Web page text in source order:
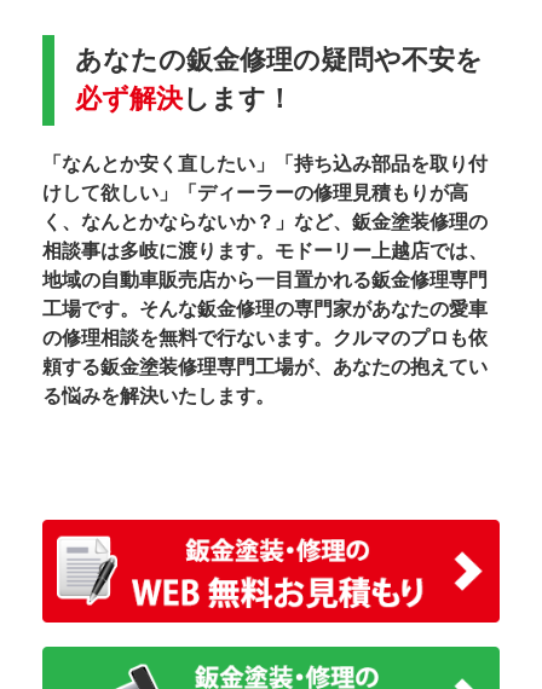
あなたの鈑金修理の疑問や不安を
必ず解決します！
「なんとか安く直したい」「持ち込み部品を取り付
けして欲しい」「ディーラーの修理見積もりが高
く、なんとかならないか？」など、鈑金塗装修理の
相談事は多岐に渡ります。モドーリー上越店では、
地域の自動車販売店から一目置かれる鈑金修理専門
工場です。そんな鈑金修理の専門家があなたの愛車
の修理相談を無料で行ないます。クルマのプロも依
頼する鈑金塗装修理専門工場が、あなたの抱えてい
る悩みを解決いたします。